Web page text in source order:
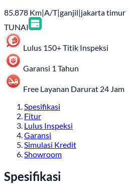
85.878 Km|A/T|ganjil|jakarta timur
TUNAI
Lulus 150+ Titik Inspeksi
Garansi 1 Tahun
Free Layanan Darurat 24 Jam
Spesifikasi
Fitur
Lulus Inspeksi
Garansi
Simulasi Kredit
Showroom
Spesifikasi